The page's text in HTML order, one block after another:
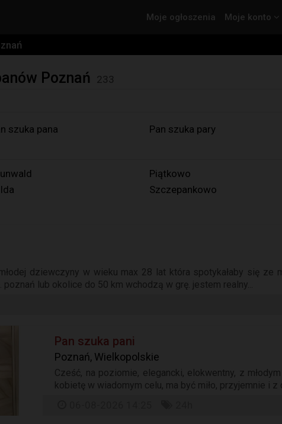
Moje ogłoszenia Moje konto
Poznań 233
szuka pana Pan szuka pary
Piątkowo
Szczepankowo
dziewczyny w wieku max 28 lat która spotykałaby się ze
lub okolice do 50 km wchodzą w grę. jestem realny...
Pan szuka pani
Poznań, Wielkopolskie
Cześć, na poziomie, elegancki, elokwentny, z
kobietę w wiadomym celu, ma być miło, przyjemnie i